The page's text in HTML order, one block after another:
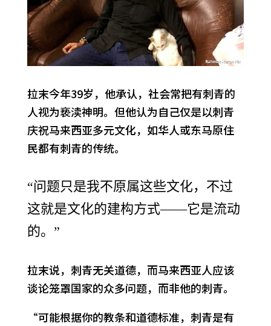
拉末今年39岁，他承认，社会常把有刺青的
人视为亵渎神明。但他认为自己仅是以刺青
庆祝马来西亚多元文化，如华人或东马原住
民都有刺青的传统。
“问题只是我不原属这些文化，不过
这就是文化的建构方式——它是流动
的。”
拉末说，刺青无关道德，而马来西亚人应该
谈论笼罩国家的众多问题，而非他的刺青。
“可能根据你的教条和道德标准，刺青是有